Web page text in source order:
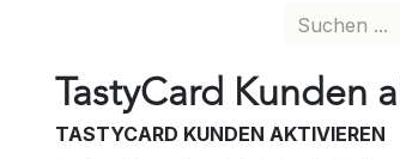
TastyCard Kunden
TASTYCARD KUNDEN AKTIVIEREN